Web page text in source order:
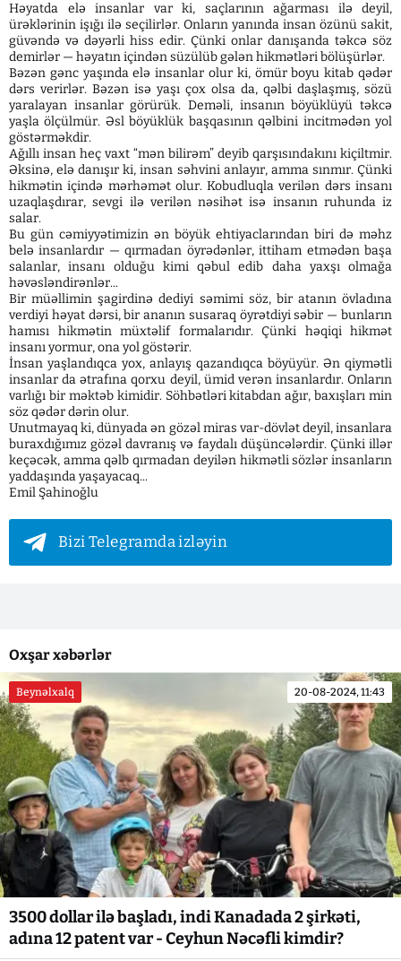
Həyatda elə insanlar var ki, saçlarının ağarması ilə deyil,
ürəklərinin işığı ilə seçilirlər. Onların yanında insan özünü sakit,
güvəndə və dəyərli hiss edir. Çünki onlar danışanda təkcə söz
demirlər — həyatın içindən süzülüb gələn hikmətləri bölüşürlər.
Bəzən gənc yaşında elə insanlar olur ki, ömür boyu kitab qədər
dərs verirlər. Bəzən isə yaşı çox olsa da, qəlbi daşlaşmış, sözü
yaralayan insanlar görürük. Deməli, insanın böyüklüyü təkcə
yaşla ölçülmür. Əsl böyüklük başqasının qəlbini incitmədən yol
göstərməkdir.
Ağıllı insan heç vaxt “mən bilirəm” deyib qarşısındakını kiçiltmir.
Əksinə, elə danışır ki, insan səhvini anlayır, amma sınmır. Çünki
hikmətin içində mərhəmət olur. Kobudluqla verilən dərs insanı
uzaqlaşdırar, sevgi ilə verilən nəsihət isə insanın ruhunda iz
salar.
Bu gün cəmiyyətimizin ən böyük ehtiyaclarından biri də məhz
belə insanlardır — qırmadan öyrədənlər, ittiham etmədən başa
salanlar, insanı olduğu kimi qəbul edib daha yaxşı olmağa
həvəsləndirənlər...
Bir müəllimin şagirdinə dediyi səmimi söz, bir atanın övladına
verdiyi həyat dərsi, bir ananın susaraq öyrətdiyi səbir — bunların
hamısı hikmətin müxtəlif formalarıdır. Çünki həqiqi hikmət
insanı yormur, ona yol göstərir.
İnsan yaşlandıqca yox, anlayış qazandıqca böyüyür. Ən qiymətli
insanlar da ətrafına qorxu deyil, ümid verən insanlardır. Onların
varlığı bir məktəb kimidir. Söhbətləri kitabdan ağır, baxışları min
söz qədər dərin olur.
Unutmayaq ki, dünyada ən gözəl miras var-dövlət deyil, insanlara
buraxdığımız gözəl davranış və faydalı düşüncələrdir. Çünki illər
keçəcək, amma qəlb qırmadan deyilən hikmətli sözlər insanların
yaddaşında yaşayacaq...
Emil Şahinoğlu
Bizi Telegramda izləyin
Oxşar xəbərlər
Beynəlxalq 20-08-2024, 11:43
3500 dollar ilə başladı, indi Kanadada 2 şirkəti,
adına 12 patent var - Ceyhun Nəcəfli kimdir?